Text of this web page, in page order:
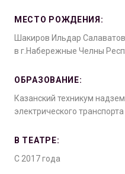
МЕСТО РОЖДЕНИЯ:
Шакиров Ильдар
в г.Набережные Челны
ОБРАЗОВАНИЕ:
Казанский техникум
электрического транспорта
В ТЕАТРЕ:
С 2017 года